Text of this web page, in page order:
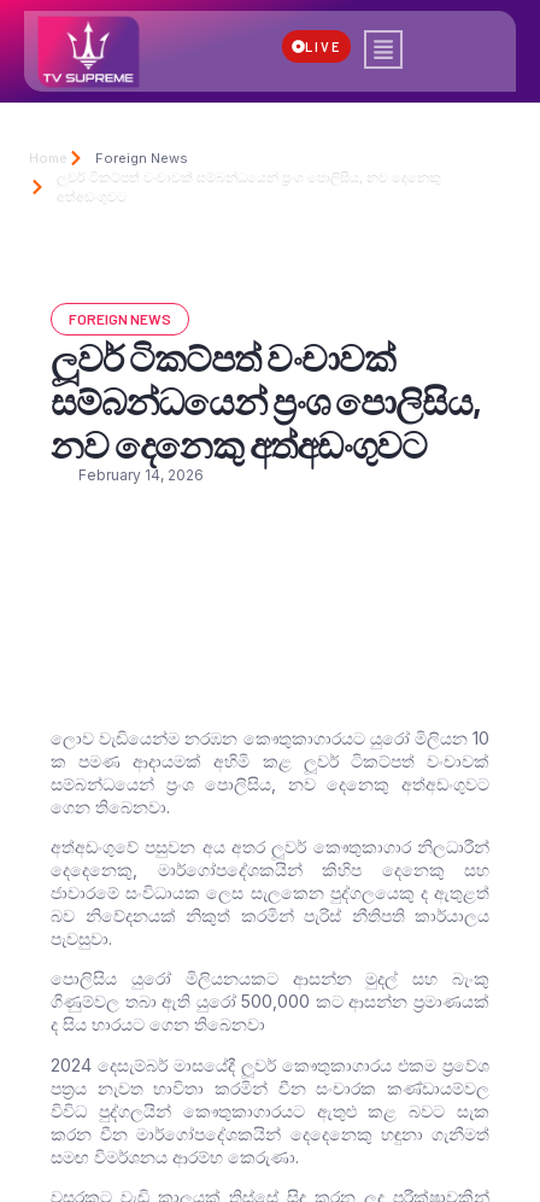
LIVE
Home
Foreign News
ලූවර් ටිකට්පත් වංචාවක් සම්බන්ධයෙන් ප්‍රංශ පොලිසිය, නව දෙනෙකු
අත්අඩංගුවට
FOREIGN NEWS
ලූවර් ටිකට්පත් වංචාවක්
සම්බන්ධයෙන් ප්‍රංශ පොලිසිය,
නව දෙනෙකු අත්අඩංගුවට
February 14, 2026
ලොව වැඩියෙන්ම නරඹන කෞතුකාගාරයට යුරෝ මිලියන 10
ක පමණ ආදායමක් අහිමි කළ ලූවර් ටිකට්පත් වංචාවක්
සම්බන්ධයෙන් ප්‍රංශ පොලිසිය, නව දෙනෙකු අත්අඩංගුවට
ගෙන තිබෙනවා.
අත්අඩංගුවේ පසුවන අය අතර ලූවර් කෞතුකාගාර නිලධාරීන්
දෙදෙනෙකු, මාර්ගෝපදේශකයින් කිහිප දෙනෙකු සහ
ජාවාරමේ සංවිධායක ලෙස සැලකෙන පුද්ගලයෙකු ද ඇතුළත්
බව නිවේදනයක් නිකුත් කරමින් පැරිස් නීතිපති කාර්යාලය
පැවසුවා.
පොලිසිය යුරෝ මිලියනයකට ආසන්න මුදල් සහ බැංකු
ගිණුම්වල තබා ඇති යුරෝ 500,000 කට ආසන්න ප්‍රමාණයක්
ද සිය භාරයට ගෙන තිබෙනවා
2024 දෙසැම්බර් මාසයේදී ලූවර් කෞතුකාගාරය එකම ප්‍රවේශ
පත්‍රය නැවත භාවිතා කරමින් චීන සංචාරක කණ්ඩායම්වල
විවිධ පුද්ගලයින් කෞතුකාගාරයට ඇතුළු කළ බවට සැක
කරන චීන මාර්ගෝපදේශකයින් දෙදෙනෙකු හඳුනා ගැනීමත්
සමඟ විමර්ශනය ආරම්භ කෙරුණා.
වසරකට වැඩි කාලයක් තිස්සේ සිදු කරන ලද පරීක්ෂාවකින්